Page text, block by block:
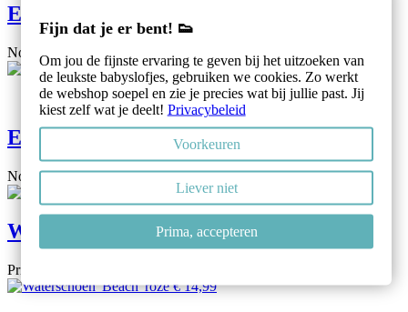
Eva Clog green
Normale prijs € 15,00 -€ 3,00 € 12,00
-€ 3,00
Eva Clog navy
Normale prijs € 15,00 -€ 3,00 Prijs € 12,00
Waterschoen 'Classic' roze
Prijs
Fijn dat je er bent! 👟
Om jou de fijnste ervaring te geven bij het uitzoeken van
de leukste babyslofjes, gebruiken we cookies. Zo werkt
de webshop soepel en zie je precies wat bij jullie past. Jij
kiest zelf wat je deelt! Privacybeleid
Voorkeuren
Liever niet
Prima, accepteren